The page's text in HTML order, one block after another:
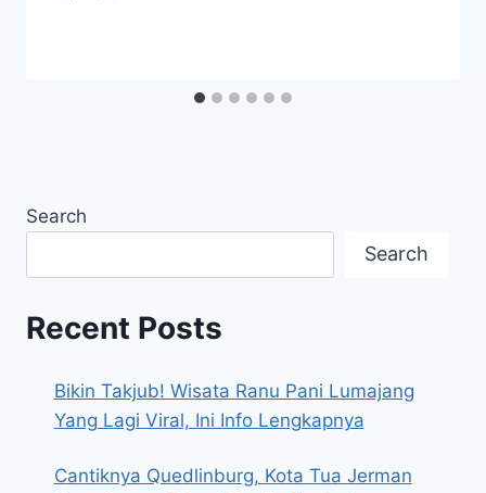
Search
Search
Recent Posts
Bikin Takjub! Wisata Ranu Pani Lumajang
Yang Lagi Viral, Ini Info Lengkapnya
Cantiknya Quedlinburg, Kota Tua Jerman